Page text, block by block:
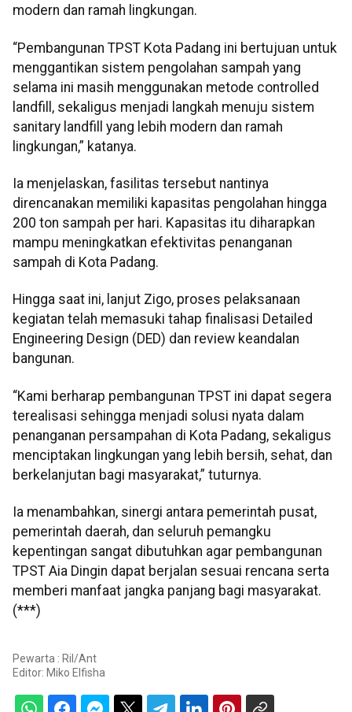
modern dan ramah lingkungan.
“Pembangunan TPST Kota Padang ini bertujuan untuk
menggantikan sistem pengolahan sampah yang
selama ini masih menggunakan metode controlled
landfill, sekaligus menjadi langkah menuju sistem
sanitary landfill yang lebih modern dan ramah
lingkungan,” katanya.
Ia menjelaskan, fasilitas tersebut nantinya
direncanakan memiliki kapasitas pengolahan hingga
200 ton sampah per hari. Kapasitas itu diharapkan
mampu meningkatkan efektivitas penanganan
sampah di Kota Padang.
Hingga saat ini, lanjut Zigo, proses pelaksanaan
kegiatan telah memasuki tahap finalisasi Detailed
Engineering Design (DED) dan review keandalan
bangunan.
“Kami berharap pembangunan TPST ini dapat segera
terealisasi sehingga menjadi solusi nyata dalam
penanganan persampahan di Kota Padang, sekaligus
menciptakan lingkungan yang lebih bersih, sehat, dan
berkelanjutan bagi masyarakat,” tuturnya.
Ia menambahkan, sinergi antara pemerintah pusat,
pemerintah daerah, dan seluruh pemangku
kepentingan sangat dibutuhkan agar pembangunan
TPST Aia Dingin dapat berjalan sesuai rencana serta
memberi manfaat jangka panjang bagi masyarakat.
(***)
Pewarta : Ril/Ant
Editor: Miko Elfisha